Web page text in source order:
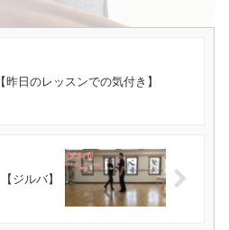
【昨日のレッスンでの気付き】
【ジルバ】